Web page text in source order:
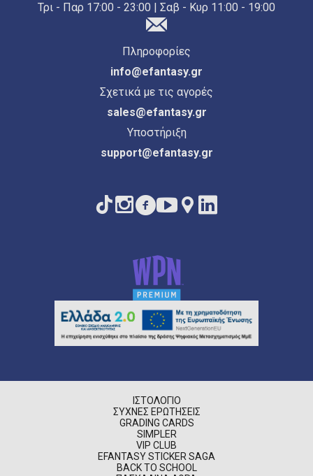
Τρι - Παρ 17:00 - 23:00 | Σαβ - Κυρ 11:00 - 19:00
Πληροφορίες
info@efantasy.gr
Σχετικά με τις αγορές
sales@efantasy.gr
Υποστήριξη
support@efantasy.gr
ΙΣΤΟΛΌΓΙΟ
ΣΥΧΝΈΣ ΕΡΩΤΉΣΕΙΣ
GRADING CARDS
SIMPLER
VIP CLUB
EFANTASY STICKER SAGA
BACK TO SCHOOL